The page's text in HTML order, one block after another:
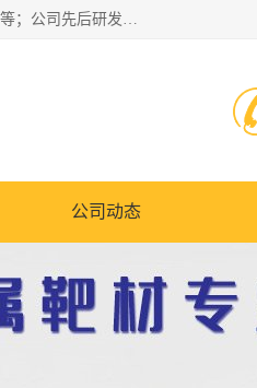
东莞市鼎伟新材料有限公司专业生产：镍钒合金靶、高纯铬靶、钛铝靶、铬铝靶、镍铬合金靶、钨钛合金靶材等；公司先后研发的蒸发材料、溅射靶材系列产品广泛应用到国内外众多知名电子、太阳能企业当中，以较高的性价比，成功发替代了国外进口产品，颇受用户好评。
公司动态